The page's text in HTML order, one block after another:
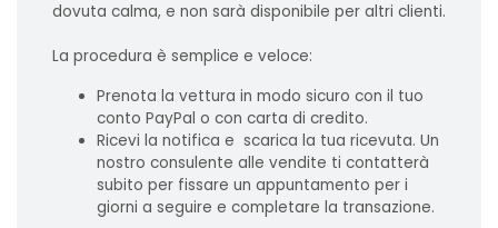
dovuta calma, e non sarà disponibile per altri clienti.
La procedura è semplice e veloce:
Prenota la vettura in modo sicuro con il tuo
conto PayPal o con carta di credito.
Ricevi la notifica e scarica la tua ricevuta. Un
nostro consulente alle vendite ti contatterà
subito per fissare un appuntamento per i
giorni a seguire e completare la transazione.